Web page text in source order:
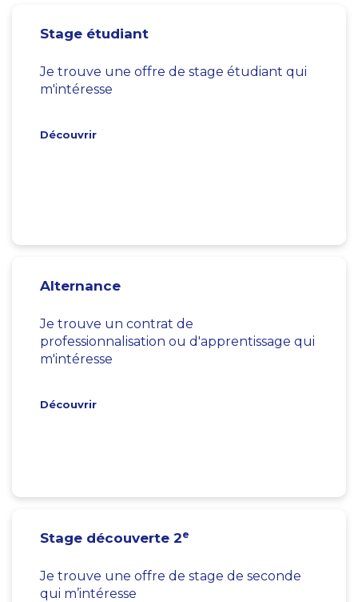
Stage étudiant
Je trouve une offre de stage étudiant qui
m'intéresse
Découvrir
Alternance
Je trouve un contrat de
professionnalisation ou d'apprentissage qui
m'intéresse
Découvrir
Stage découverte 2e
Je trouve une offre de stage de seconde
qui m’intéresse